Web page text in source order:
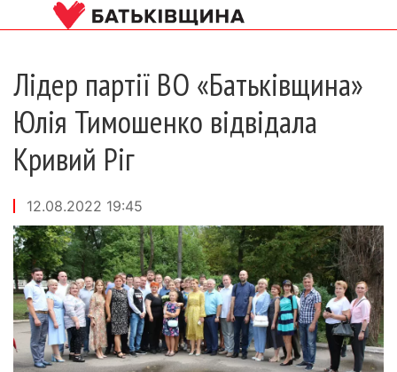
Лідер партії ВО «Батьківщина»
Юлія Тимошенко відвідала
Кривий Ріг
12.08.2022 19:45